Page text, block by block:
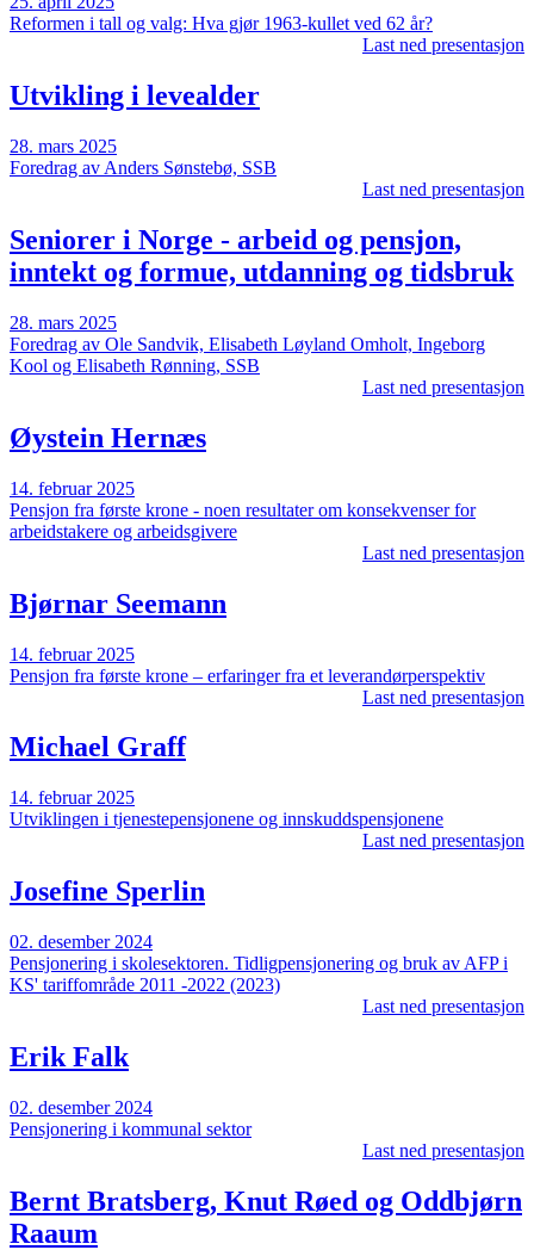
Reformen i tall og valg: Hva gjør 1963-kullet ved 62 år?
Last ned presentasjon
Utvikling i levealder
28. mars 2025
Foredrag av Anders Sønstebø, SSB
Last ned presentasjon
Seniorer i Norge - arbeid og pensjon,
inntekt og formue, utdanning og tidsbruk
28. mars 2025
Foredrag av Ole Sandvik, Elisabeth Løyland Omholt, Ingeborg
Kool og Elisabeth Rønning, SSB
Last ned presentasjon
Øystein Hernæs
14. februar 2025
Pensjon fra første krone - noen resultater om konsekvenser for
arbeidstakere og arbeidsgivere
Last ned presentasjon
Bjørnar Seemann
14. februar 2025
Pensjon fra første krone – erfaringer fra et leverandørperspektiv
Last ned presentasjon
Michael Graff
14. februar 2025
Utviklingen i tjenestepensjonene og innskuddspensjonene
Last ned presentasjon
Josefine Sperlin
02. desember 2024
Pensjonering i skolesektoren. Tidligpensjonering og bruk av AFP i
KS' tariffområde 2011 -2022 (2023)
Last ned presentasjon
Erik Falk
02. desember 2024
Pensjonering i kommunal sektor
Last ned presentasjon
Bernt Bratsberg, Knut Røed og Oddbjørn
Raaum